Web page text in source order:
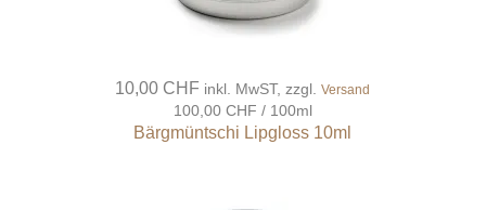
10,00 CHF inkl. MwST, zzgl.Versand
100,00 CHF / 100ml
Bärgmüntschi Lipgloss 10ml